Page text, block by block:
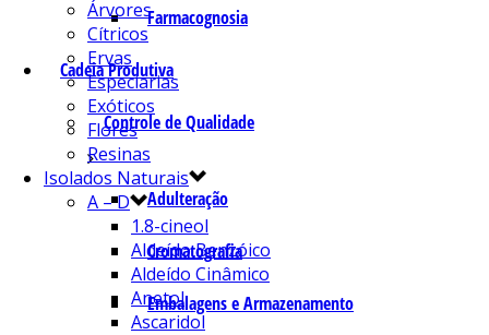
Farmacognosia
Cadeia Produtiva
Controle de Qualidade
Adulteração
Cromatografia
Embalagens e Armazenamento
Árvores
Cítricos
Ervas
Especiarias
Exóticos
Flores
Resinas
Isolados Naturais
A – D
1.8-cineol
Aldeído Benzóico
Aldeído Cinâmico
Anetol
Ascaridol